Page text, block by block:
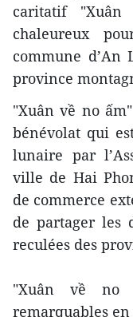
caritatif
chaleureux
commune
province
"Xuân về no
bénévolat qui
lunaire par
ville de Hai
de commerce
de partager les
reculées des
"Xuân về no
remarquables en